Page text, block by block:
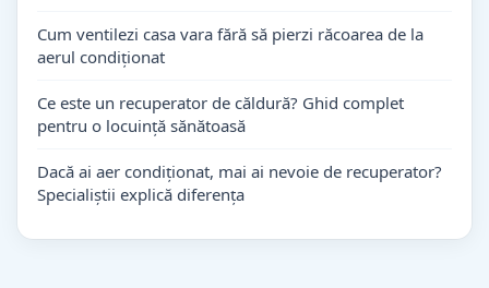
Cum ventilezi casa vara fără să pierzi răcoarea de la
aerul condiționat
Ce este un recuperator de căldură? Ghid complet
pentru o locuință sănătoasă
Dacă ai aer condiționat, mai ai nevoie de recuperator?
Specialiștii explică diferența